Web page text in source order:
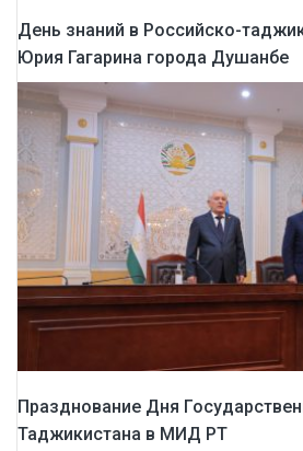
День знаний в Российско-
Юрия Гагарина города Душанбе
Празднование Дня
Таджикистана в МИД РТ